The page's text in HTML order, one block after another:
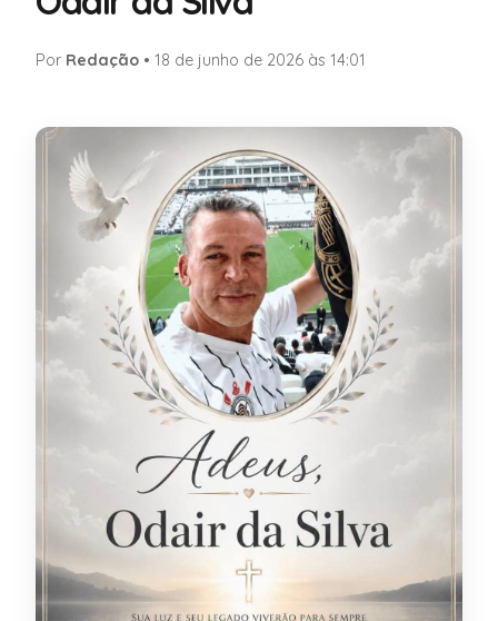
Por Redação • 18 de junho de 2026 às 14:01